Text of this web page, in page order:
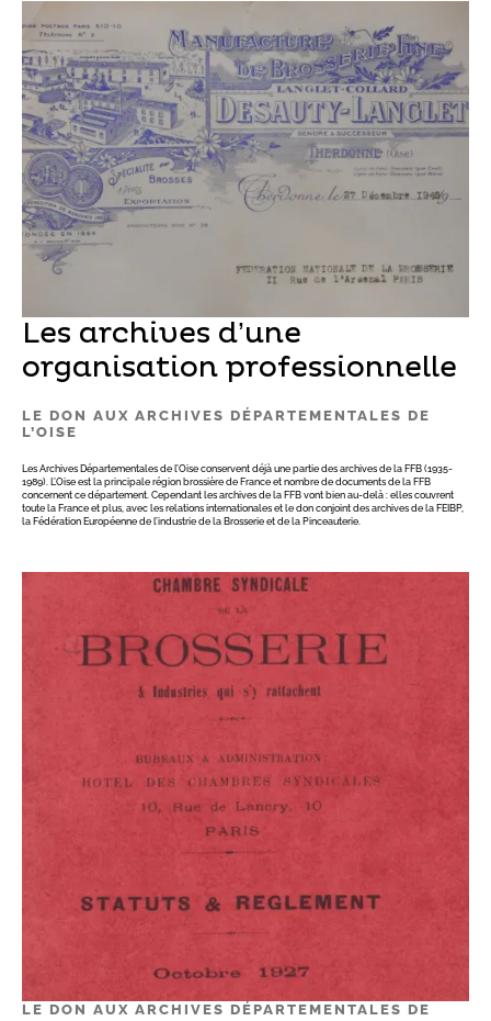
Les archives d’une
organisation professionnelle
LE DON AUX ARCHIVES DÉPARTEMENTALES DE
L’OISE
Les Archives Départementales de l’Oise conservent déjà une partie des archives de la FFB (1935-
1989). L’Oise est la principale région brossière de France et nombre de documents de la FFB
concernent ce département. Cependant les archives de la FFB vont bien au-delà : elles couvrent
toute la France et plus, avec les relations internationales et le don conjoint des archives de la FEIBP,
la Fédération Européenne de l’industrie de la Brosserie et de la Pinceauterie.
LE DON AUX ARCHIVES DÉPARTEMENTALES DE